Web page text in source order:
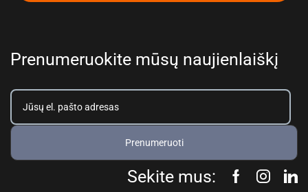
Prenumeruokite mūsų naujienlaiškį
Prenumeruoti
Sekite mus: